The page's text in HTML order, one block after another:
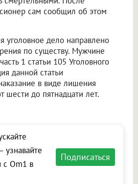
сам сообщил об этом
уголовное дело направлено
по существу. Мужчине
1 статьи 105 Уголовного
данной статьи
в виде лишения
шести до пятнадцати лет.
узнавайте
с Om1 в
Подписаться